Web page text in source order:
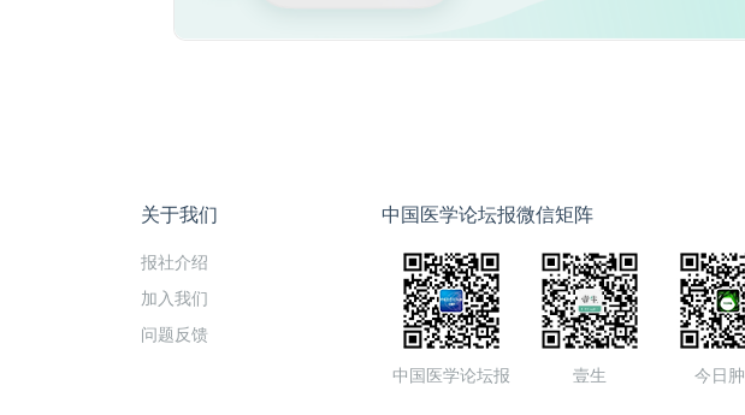
关于我们
报社介绍
加入我们
问题反馈
中国医学论坛报微信矩阵
中国医学论坛报 壹生 今日